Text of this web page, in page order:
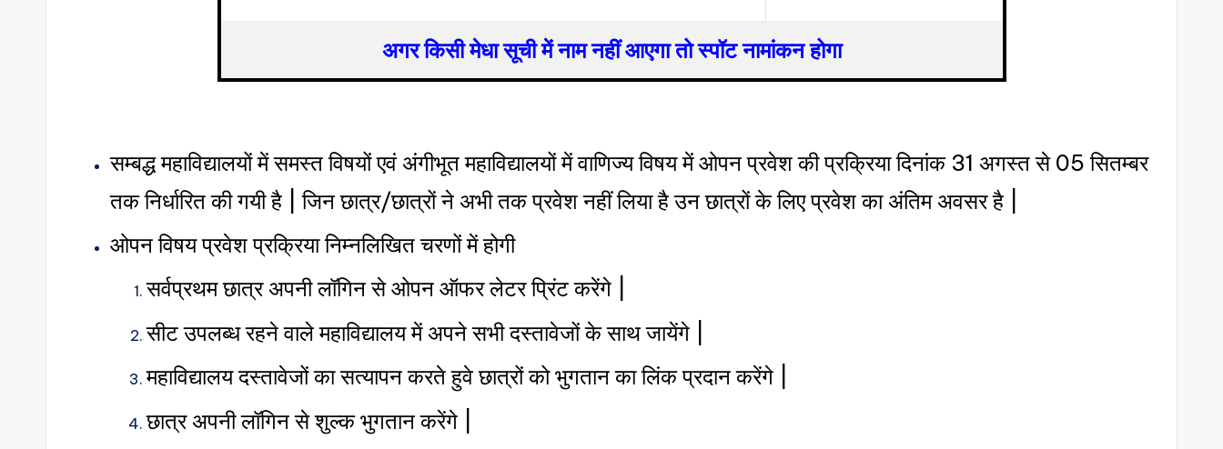
अगर किसी मेधा सूची में नाम नहीं आएगा तो स्पॉट नामांकन होगा
सम्बद्ध महाविद्यालयों में समस्त विषयों एवं अंगीभूत महाविद्यालयों में वाणिज्य विषय में ओपन प्रवेश की प्रक्रिया दिनांक 31 अगस्त से 05 सितम्बर
तक निर्धारित की गयी है | जिन छात्र/छात्रों ने अभी तक प्रवेश नहीं लिया है उन छात्रों के लिए प्रवेश का अंतिम अवसर है |
ओपन विषय प्रवेश प्रक्रिया निम्नलिखित चरणों में होगी
सर्वप्रथम छात्र अपनी लॉगिन से ओपन ऑफर लेटर प्रिंट करेंगे |
सीट उपलब्ध रहने वाले महाविद्यालय में अपने सभी दस्तावेजों के साथ जायेंगे |
महाविद्यालय दस्तावेजों का सत्यापन करते हुवे छात्रों को भुगतान का लिंक प्रदान करेंगे |
छात्र अपनी लॉगिन से शुल्क भुगतान करेंगे |